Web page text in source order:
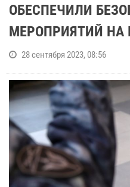
ОБЕСПЕЧИЛИ
МЕРОПРИЯТИЙ
28 сентября 2023, 08:56